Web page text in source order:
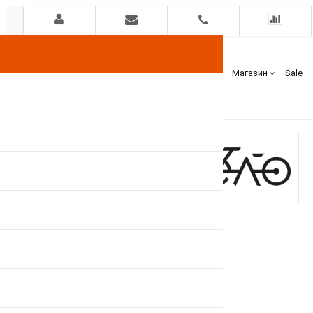
Гарантия Оплата Доставка Бренды Магазин Sale